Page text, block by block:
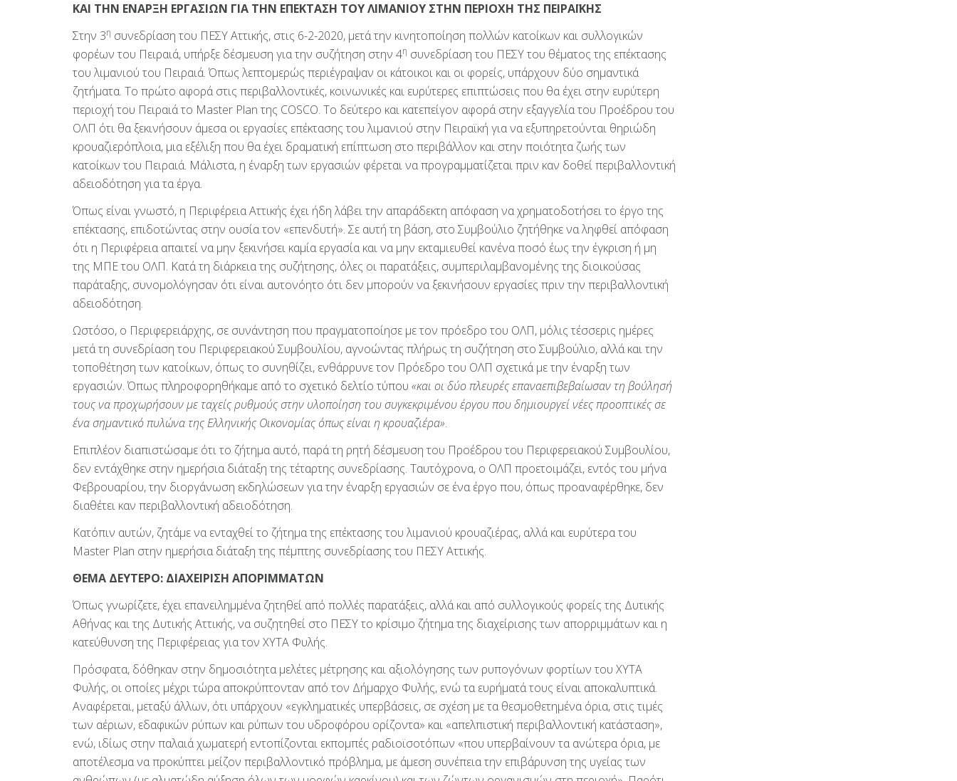
ΚΑΙ ΤΗΝ ΕΝΑΡΞΗ ΕΡΓΑΣΙΩΝ ΓΙΑ ΤΗΝ ΕΠΕΚΤΑΣΗ ΤΟΥ ΛΙΜΑΝΙΟΥ ΣΤΗΝ ΠΕΡΙΟΧΗ ΤΗΣ ΠΕΙΡΑΪΚΗΣ
Στην 3η συνεδρίαση του ΠΕΣΥ Αττικής, στις 6-2-2020, μετά την κινητοποίηση πολλών κατοίκων και συλλογικών
φορέων του Πειραιά, υπήρξε δέσμευση για την συζήτηση στην 4η συνεδρίαση του ΠΕΣΥ του θέματος της επέκτασης
του λιμανιού του Πειραιά. Όπως λεπτομερώς περιέγραψαν οι κάτοικοι και οι φορείς, υπάρχουν δύο σημαντικά
ζητήματα. Το πρώτο αφορά στις περιβαλλοντικές, κοινωνικές και ευρύτερες επιπτώσεις που θα έχει στην ευρύτερη
περιοχή του Πειραιά το Master Plan της COSCO. Το δεύτερο και κατεπείγον αφορά στην εξαγγελία του Προέδρου του
ΟΛΠ ότι θα ξεκινήσουν άμεσα οι εργασίες επέκτασης του λιμανιού στην Πειραϊκή για να εξυπηρετούνται θηριώδη
κρουαζιερόπλοια, μια εξέλιξη που θα έχει δραματική επίπτωση στο περιβάλλον και στην ποιότητα ζωής των
κατοίκων του Πειραιά. Μάλιστα, η έναρξη των εργασιών φέρεται να προγραμματίζεται πριν καν δοθεί περιβαλλοντική
αδειοδότηση για τα έργα.
Όπως είναι γνωστό, η Περιφέρεια Αττικής έχει ήδη λάβει την απαράδεκτη απόφαση να χρηματοδοτήσει το έργο της
επέκτασης, επιδοτώντας στην ουσία τον «επενδυτή». Σε αυτή τη βάση, στο Συμβούλιο ζητήθηκε να ληφθεί απόφαση
ότι η Περιφέρεια απαιτεί να μην ξεκινήσει καμία εργασία και να μην εκταμιευθεί κανένα ποσό έως την έγκριση ή μη
της ΜΠΕ του ΟΛΠ. Κατά τη διάρκεια της συζήτησης, όλες οι παρατάξεις, συμπεριλαμβανομένης της διοικούσας
παράταξης, συνομολόγησαν ότι είναι αυτονόητο ότι δεν μπορούν να ξεκινήσουν εργασίες πριν την περιβαλλοντική
αδειοδότηση.
Ωστόσο, ο Περιφερειάρχης, σε συνάντηση που πραγματοποίησε με τον πρόεδρο του ΟΛΠ, μόλις τέσσερις ημέρες
μετά τη συνεδρίαση του Περιφερειακού Συμβουλίου, αγνοώντας πλήρως τη συζήτηση στο Συμβούλιο, αλλά και την
τοποθέτηση των κατοίκων, όπως το συνηθίζει, ενθάρρυνε τον Πρόεδρο του ΟΛΠ σχετικά με την έναρξη των
εργασιών. Όπως πληροφορηθήκαμε από το σχετικό δελτίο τύπου «και οι δύο πλευρές επαναεπιβεβαίωσαν τη βούλησή
τους να προχωρήσουν με ταχείς ρυθμούς στην υλοποίηση του συγκεκριμένου έργου που δημιουργεί νέες προοπτικές σε
ένα σημαντικό πυλώνα της Ελληνικής Οικονομίας όπως είναι η κρουαζιέρα».
Επιπλέον διαπιστώσαμε ότι το ζήτημα αυτό, παρά τη ρητή δέσμευση του Προέδρου του Περιφερειακού Συμβουλίου,
δεν εντάχθηκε στην ημερήσια διάταξη της τέταρτης συνεδρίασης. Ταυτόχρονα, ο ΟΛΠ προετοιμάζει, εντός του μήνα
Φεβρουαρίου, την διοργάνωση εκδηλώσεων για την έναρξη εργασιών σε ένα έργο που, όπως προαναφέρθηκε, δεν
διαθέτει καν περιβαλλοντική αδειοδότηση.
Κατόπιν αυτών, ζητάμε να ενταχθεί το ζήτημα της επέκτασης του λιμανιού κρουαζιέρας, αλλά και ευρύτερα του
Master Plan στην ημερήσια διάταξη της πέμπτης συνεδρίασης του ΠΕΣΥ Αττικής.
ΘΕΜΑ ΔΕΥΤΕΡΟ: ΔΙΑΧΕΙΡΙΣΗ ΑΠΟΡΙΜΜΑΤΩΝ
Όπως γνωρίζετε, έχει επανειλημμένα ζητηθεί από πολλές παρατάξεις, αλλά και από συλλογικούς φορείς της Δυτικής
Αθήνας και της Δυτικής Αττικής, να συζητηθεί στο ΠΕΣΥ το κρίσιμο ζήτημα της διαχείρισης των απορριμμάτων και η
κατεύθυνση της Περιφέρειας για τον ΧΥΤΑ Φυλής.
Πρόσφατα, δόθηκαν στην δημοσιότητα μελέτες μέτρησης και αξιολόγησης των ρυπογόνων φορτίων του ΧΥΤΑ
Φυλής, οι οποίες μέχρι τώρα αποκρύπτονταν από τον Δήμαρχο Φυλής, ενώ τα ευρήματά τους είναι αποκαλυπτικά.
Αναφέρεται, μεταξύ άλλων, ότι υπάρχουν «εγκληματικές υπερβάσεις, σε σχέση με τα θεσμοθετημένα όρια, στις τιμές
των αέριων, εδαφικών ρύπων και ρύπων του υδροφόρου ορίζοντα» και «απελπιστική περιβαλλοντική κατάσταση»,
ενώ, ιδίως στην παλαιά χωματερή εντοπίζονται εκπομπές ραδιοϊσοτόπων «που υπερβαίνουν τα ανώτερα όρια, με
αποτέλεσμα να προκύπτει μείζον περιβαλλοντικό πρόβλημα, με άμεση συνέπεια την επιβάρυνση της υγείας των